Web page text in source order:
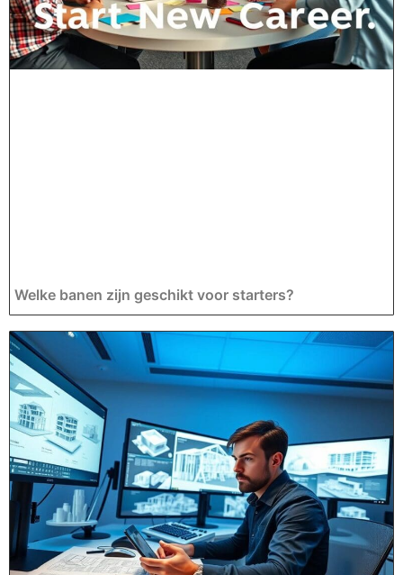
Welke banen zijn geschikt voor starters?